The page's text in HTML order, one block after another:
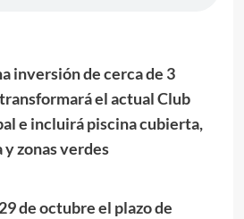
inversión de cerca de 3
el actual Club
e incluirá piscina cubierta,
zonas verdes
de octubre el plazo de